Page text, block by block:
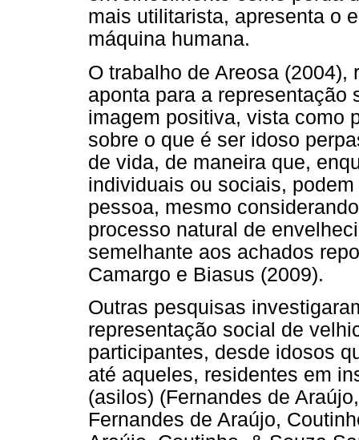
mais utilitarista, apresenta o
máquina humana.
O trabalho de Areosa
aponta para a
imagem positiva, vista como
sobre o que é ser idoso
de vida, de maneira que,
individuais ou sociais,
pessoa, mesmo
processo natural de
semelhante aos achados
Camargo e Biasus (2009).
Outras pesquisas
representação social de
participantes, desde idosos
até aqueles, residentes em
(asilos) (Fernandes de
Fernandes de Araújo,